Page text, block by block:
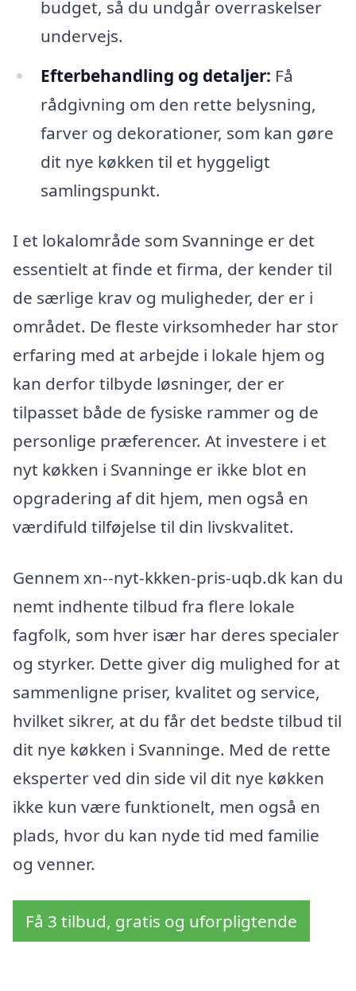
budget, så du undgår overraskelser
undervejs.
Efterbehandling og detaljer: Få
rådgivning om den rette belysning,
farver og dekorationer, som kan gøre
dit nye køkken til et hyggeligt
samlingspunkt.
I et lokalområde som Svanninge er det
essentielt at finde et firma, der kender til
de særlige krav og muligheder, der er i
området. De fleste virksomheder har stor
erfaring med at arbejde i lokale hjem og
kan derfor tilbyde løsninger, der er
tilpasset både de fysiske rammer og de
personlige præferencer. At investere i et
nyt køkken i Svanninge er ikke blot en
opgradering af dit hjem, men også en
værdifuld tilføjelse til din livskvalitet.
Gennem xn--nyt-kkken-pris-uqb.dk kan du
nemt indhente tilbud fra flere lokale
fagfolk, som hver især har deres specialer
og styrker. Dette giver dig mulighed for at
sammenligne priser, kvalitet og service,
hvilket sikrer, at du får det bedste tilbud til
dit nye køkken i Svanninge. Med de rette
eksperter ved din side vil dit nye køkken
ikke kun være funktionelt, men også en
plads, hvor du kan nyde tid med familie
og venner.
Få 3 tilbud, gratis og uforpligtende